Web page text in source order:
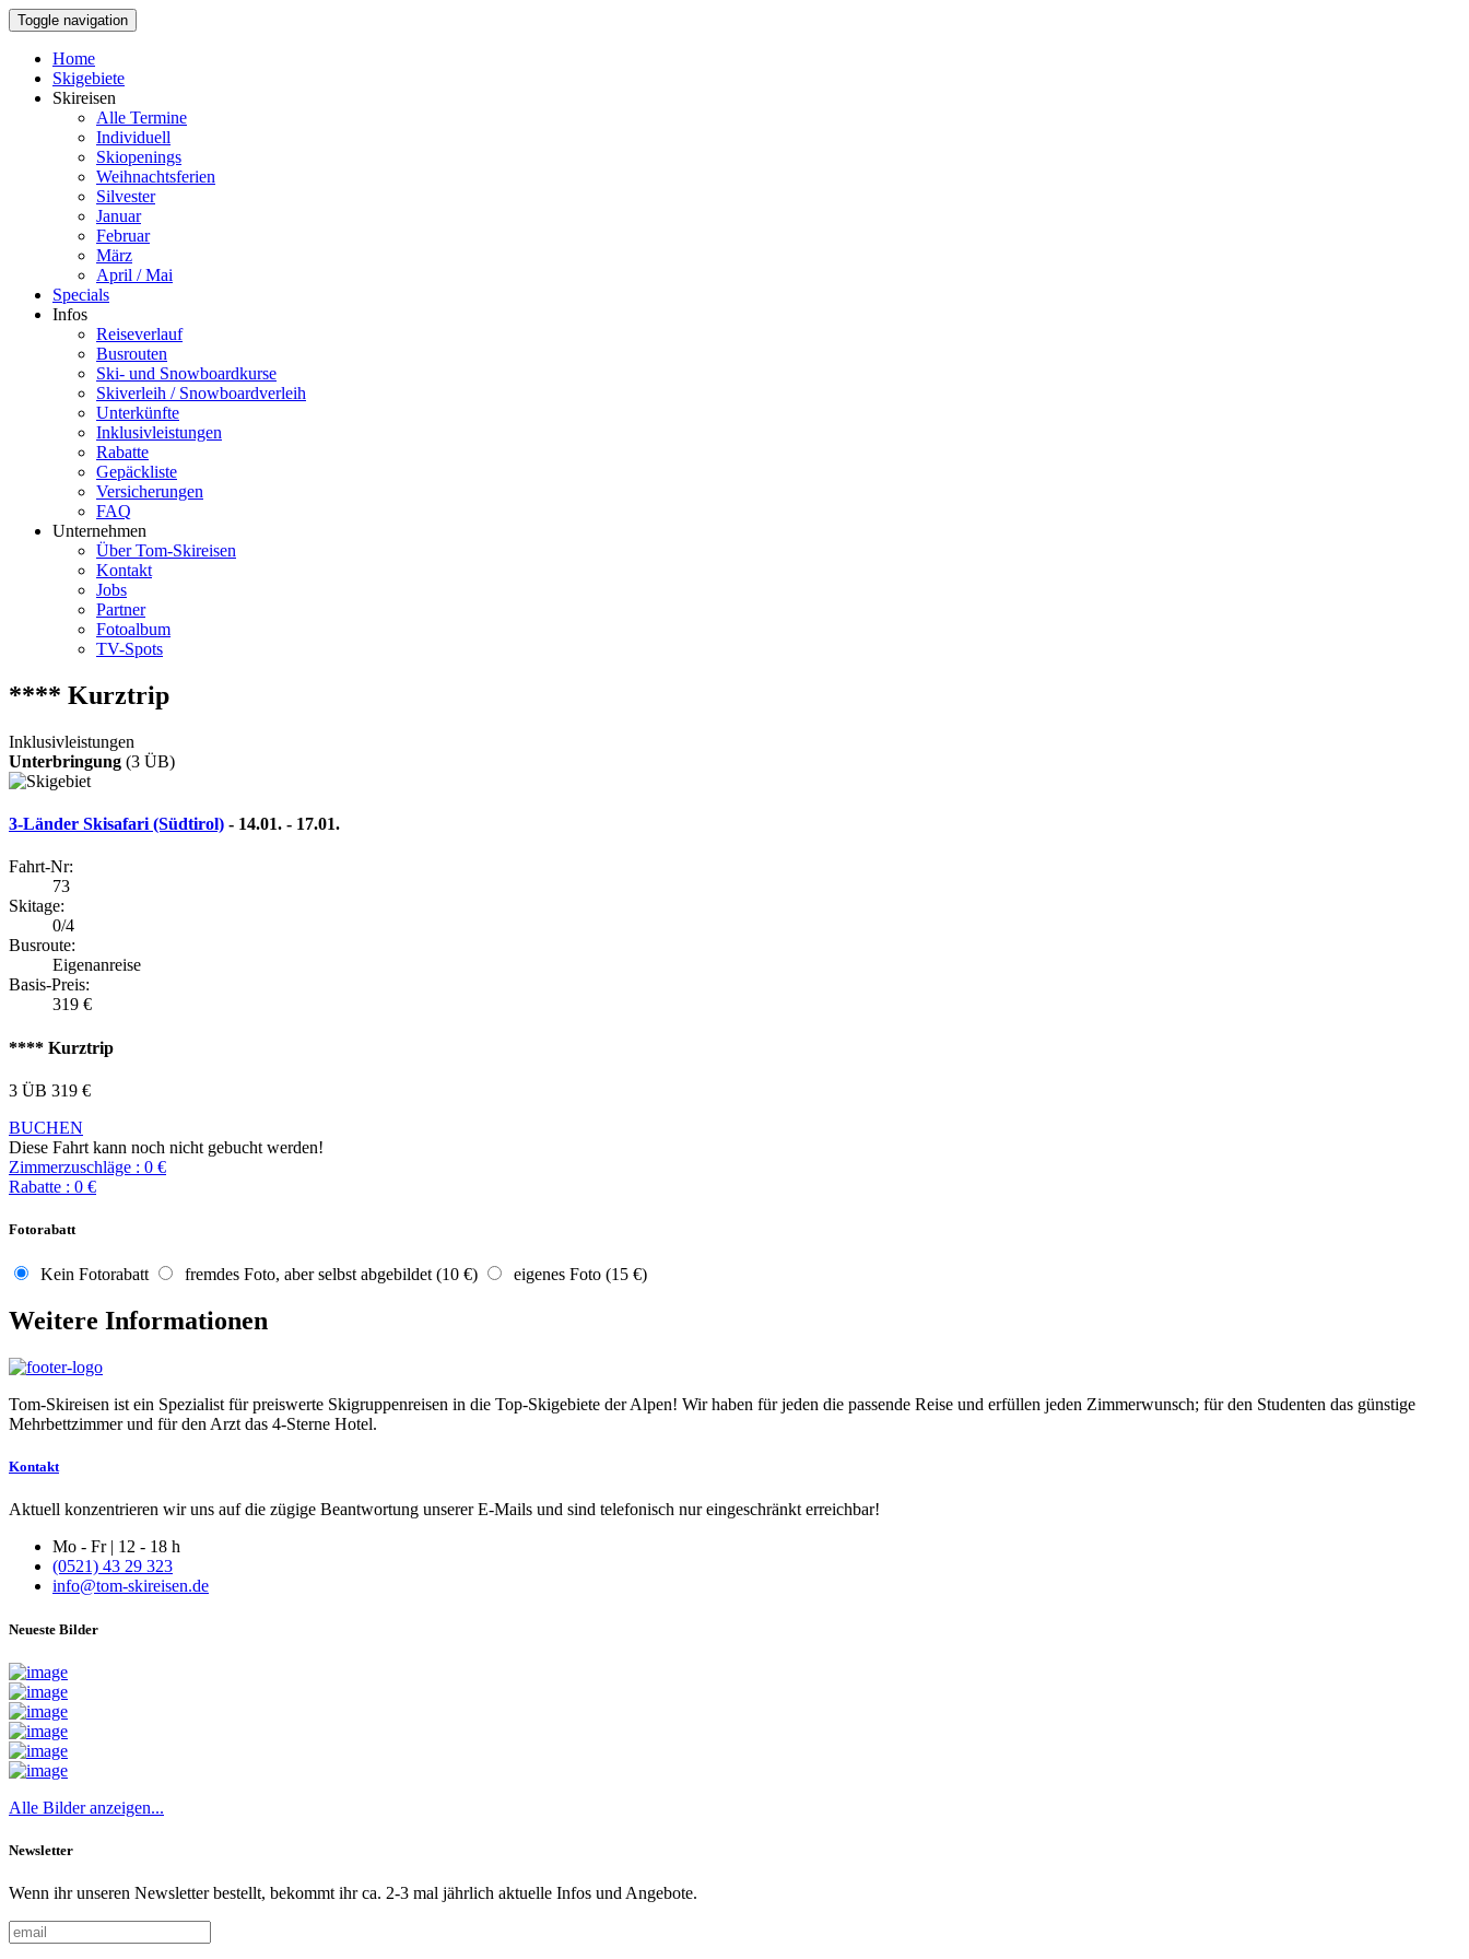
Toggle navigation
Home
Skigebiete
Skireisen
Alle Termine
Individuell
Skiopenings
Weihnachtsferien
Silvester
Januar
Februar
März
April / Mai
Specials
Infos
Reiseverlauf
Busrouten
Ski- und Snowboardkurse
Skiverleih / Snowboardverleih
Unterkünfte
Inklusivleistungen
Rabatte
Gepäckliste
Versicherungen
FAQ
Unternehmen
Über Tom-Skireisen
Kontakt
Jobs
Partner
Fotoalbum
TV-Spots
**** Kurztrip
Inklusivleistungen
Unterbringung (3 ÜB)
3-Länder Skisafari (Südtirol) - 14.01. - 17.01.
Fahrt-Nr:
73
Skitage:
0/4
Busroute:
Eigenanreise
Basis-Preis:
319 €
**** Kurztrip
3 ÜB 319 €
BUCHEN
Diese Fahrt kann noch nicht gebucht werden!
Zimmerzuschläge : 0 €
Rabatte : 0 €
Fotorabatt
Kein Fotorabatt fremdes Foto, aber selbst abgebildet (10 €) eigenes Foto (15 €)
Weitere Informationen
Tom-Skireisen ist ein Spezialist für preiswerte Skigruppenreisen in die Top-Skigebiete der Alpen! Wir haben für jeden die passende Reise und erfüllen jeden Zimmerwunsch; für den Studenten das günstige
Mehrbettzimmer und für den Arzt das 4-Sterne Hotel.
Kontakt
Aktuell konzentrieren wir uns auf die zügige Beantwortung unserer E-Mails und sind telefonisch nur eingeschränkt erreichbar!
Mo - Fr | 12 - 18 h
(0521) 43 29 323
info@tom-skireisen.de
Neueste Bilder
Alle Bilder anzeigen...
Newsletter
Wenn ihr unseren Newsletter bestellt, bekommt ihr ca. 2-3 mal jährlich aktuelle Infos und Angebote.